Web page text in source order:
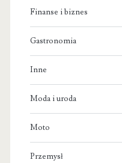
Finanse i biznes
Gastronomia
Inne
Moda i uroda
Moto
Przemysł